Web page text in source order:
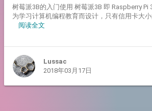
树莓派3B的入门使用 树莓派3B 即 Raspberry Pi
为学习计算机编程教育而设计，只有信用卡大
阅读全文
Lussac
2018年03月17日